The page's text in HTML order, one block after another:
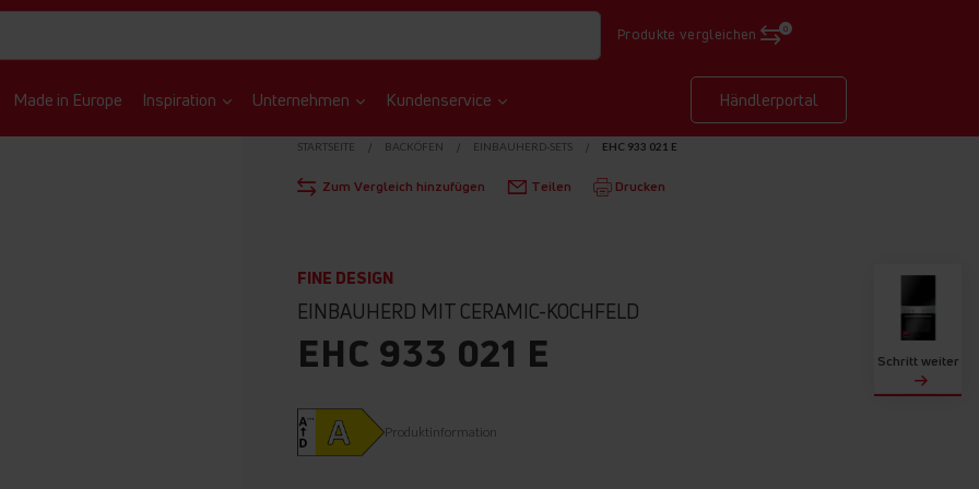
Produkte vergleichen 0
Made in Europe Inspiration Unternehmen Kundenservice Händlerportal
Schritt weiter
STARTSEITE BACKÖFEN EINBAUHERD-SETS EHC 933 021 E
Zum Vergleich hinzufügen Teilen Drucken
FINE DESIGN
EINBAUHERD MIT CERAMIC-KOCHFELD
EHC 933 021 E
Produktinformation